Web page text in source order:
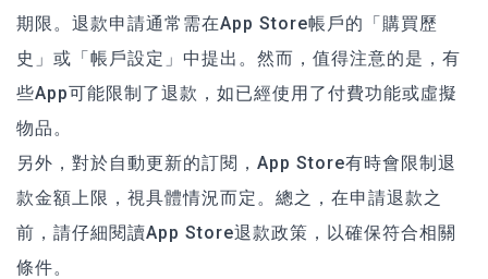
期限。退款申請通常需在App Store帳戶的「購買歷
史」或「帳戶設定」中提出。然而，值得注意的是，有
些App可能限制了退款，如已經使用了付費功能或虛擬
物品。
另外，對於自動更新的訂閱，App Store有時會限制退
款金額上限，視具體情況而定。總之，在申請退款之
前，請仔細閱讀App Store退款政策，以確保符合相關
條件。